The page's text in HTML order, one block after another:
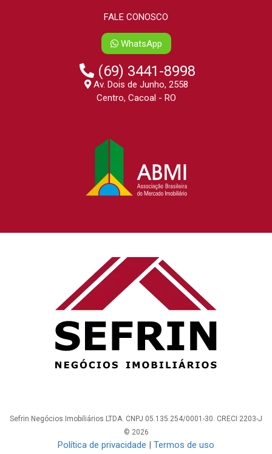
FALE CONOSCO
WhatsApp
(69) 3441-8998
Av. Dois de Junho, 2558
Centro, Cacoal - RO
Sefrin Negócios Imobiliários LTDA. CNPJ 05.135.254/0001-30. CRECI 2203-J
© 2026
Política de privacidade | Termos de uso